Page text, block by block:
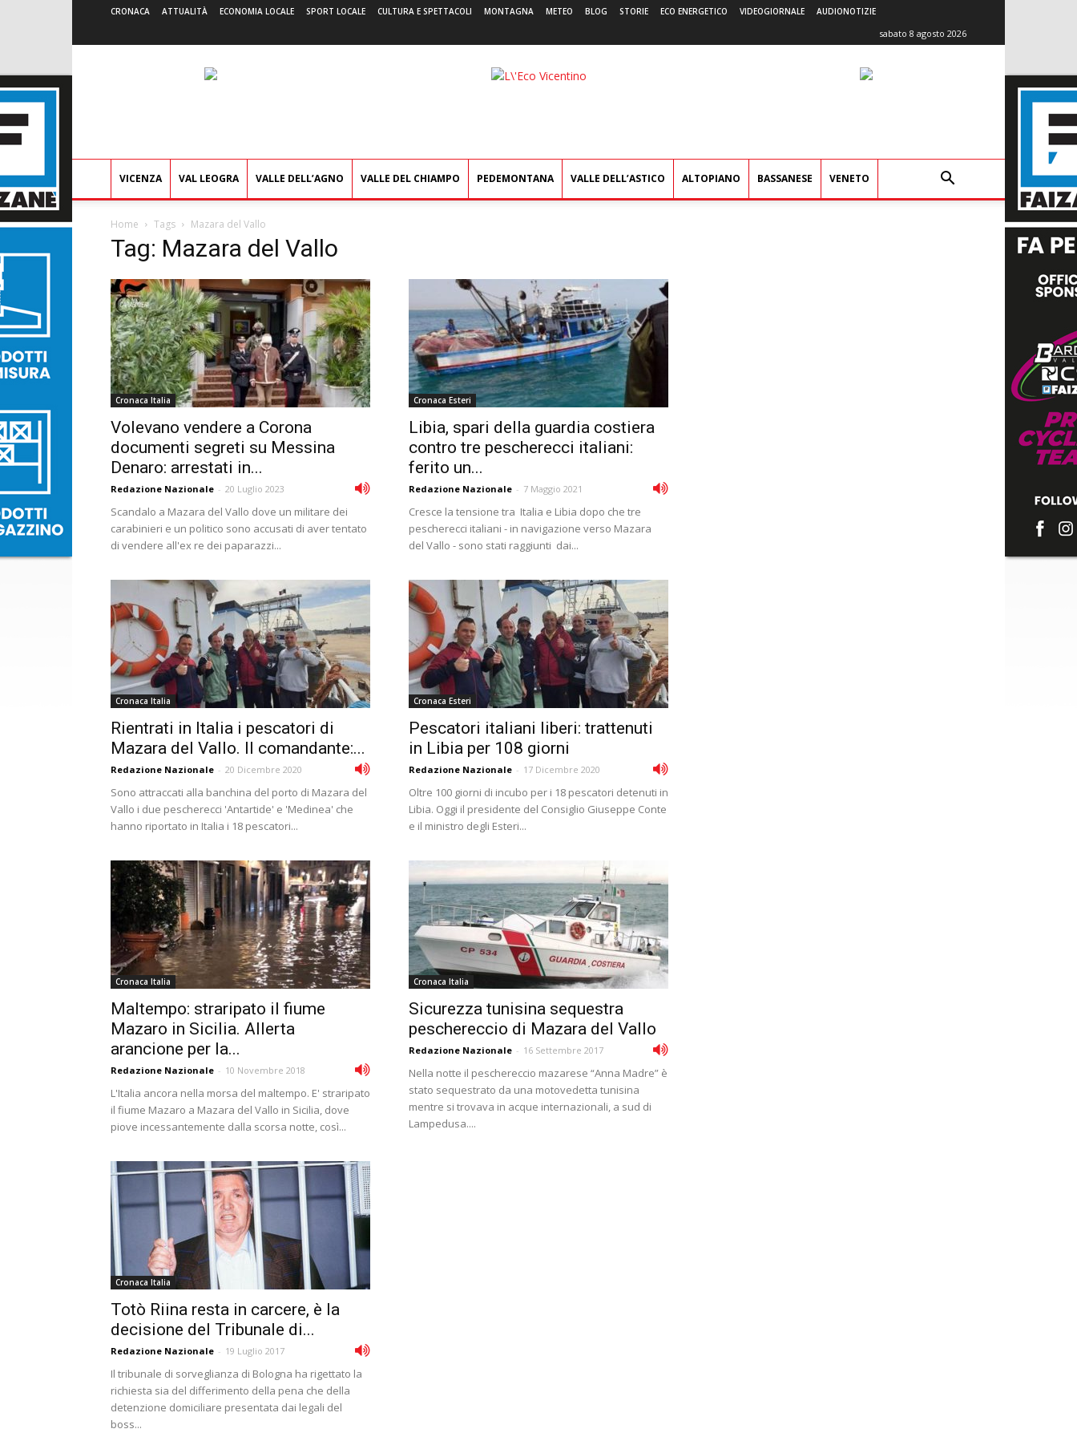
CRONACA ATTUALITÀ ECONOMIA LOCALE SPORT LOCALE CULTURA E SPETTACOLI MONTAGNA METEO BLOG STORIE ECO ENERGETICO VIDEOGIORNALE AUDIONOTIZIE
sabato 8 agosto 2026
L'Eco
VICENZA VAL LEOGRA VALLE DELL’AGNO VALLE DEL CHIAMPO PEDEMONTANA VALLE DELL’ASTICO ALTOPIANO BASSANESE VENETO
Home Tags Mazara del Vallo
Tag: Mazara del Vallo
Cronaca Italia
Volevano vendere a Corona
documenti segreti su Messina
Denaro: arrestati in...
Redazione Nazionale - 20 Luglio 2023
Scandalo a Mazara del Vallo dove un militare dei
carabinieri e un politico sono accusati di aver tentato
di vendere all'ex re dei paparazzi...
Cronaca Esteri
Libia, spari della guardia costiera
contro tre pescherecci italiani:
ferito un...
Redazione Nazionale - 7 Maggio 2021
Cresce la tensione tra Italia e Libia dopo che tre
pescherecci italiani - in navigazione verso Mazara
del Vallo - sono stati raggiunti dai...
Cronaca Italia
Rientrati in Italia i pescatori di
Mazara del Vallo. Il comandante:...
Redazione Nazionale - 20 Dicembre 2020
Sono attraccati alla banchina del porto di Mazara del
Vallo i due pescherecci 'Antartide' e 'Medinea' che
hanno riportato in Italia i 18 pescatori...
Cronaca Esteri
Pescatori italiani liberi: trattenuti
in Libia per 108 giorni
Redazione Nazionale - 17 Dicembre 2020
Oltre 100 giorni di incubo per i 18 pescatori detenuti in
Libia. Oggi il presidente del Consiglio Giuseppe Conte
e il ministro degli Esteri...
Cronaca Italia
Maltempo: straripato il fiume
Mazaro in Sicilia. Allerta
arancione per la...
Redazione Nazionale - 10 Novembre 2018
L'Italia ancora nella morsa del maltempo. E' straripato
il fiume Mazaro a Mazara del Vallo in Sicilia, dove
piove incessantemente dalla scorsa notte, così...
Cronaca Italia
Sicurezza tunisina sequestra
peschereccio di Mazara del Vallo
Redazione Nazionale - 16 Settembre 2017
Nella notte il peschereccio mazarese “Anna Madre” è
stato sequestrato da una motovedetta tunisina
mentre si trovava in acque internazionali, a sud di
Lampedusa....
Cronaca Italia
Totò Riina resta in carcere, è la
decisione del Tribunale di...
Redazione Nazionale - 19 Luglio 2017
Il tribunale di sorveglianza di Bologna ha rigettato la
richiesta sia del differimento della pena che della
detenzione domiciliare presentata dai legali del
boss...